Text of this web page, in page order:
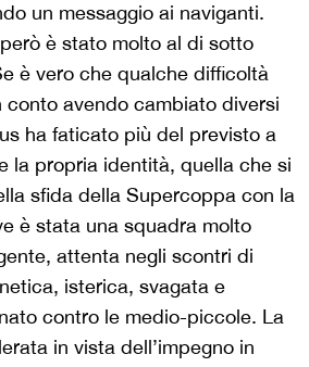
un messaggio ai naviganti.
è stato molto al di sotto
è vero che qualche difficoltà
conto avendo cambiato diversi
ha faticato più del previsto a
la propria identità, quella che si
sfida della Supercoppa con la
è stata una squadra molto
attenta negli scontri di
isterica, svagata e
contro le medio-piccole. La
in vista dell’impegno in